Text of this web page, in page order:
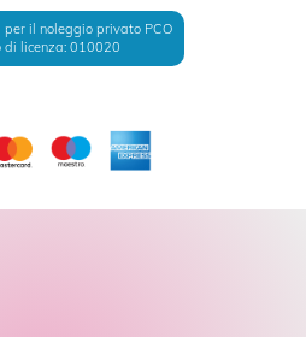
il noleggio privato PCO
di licenza: 010020